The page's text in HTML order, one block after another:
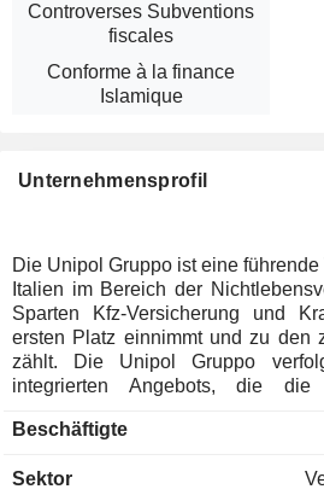
Controverses Subventions
fiscales
Conforme à la finance
Islamique
Unternehmensprofil
Die Unipol Gruppo ist eine
Italien im Bereich der
Sparten Kfz-Versicherung und
ersten Platz einnimmt und zu den
zählt. Die Unipol Gruppo verfolgt eine Strategie des
integrierten Angebots, die die
ihre Tochtergesellschaft
und Arca Assicurazioni
Beschäftigte
Sektor